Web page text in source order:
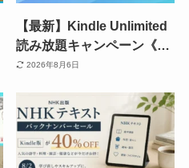
【最新】Kindle Unlimited
読み放題キャンペーン《30
日間/3か月無料・あなただ
特集| 人気ランキング | 2回
目・再入会も可かも
2026年8月6日